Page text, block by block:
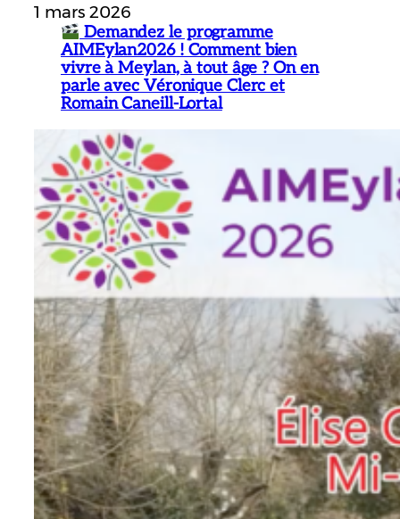
1 mars 2026
Demandez le programme
AIMEylan2026 ! Comment bien
vivre à Meylan, à tout âge ? On en
parle avec Véronique Clerc et
Romain Caneill-Lortal